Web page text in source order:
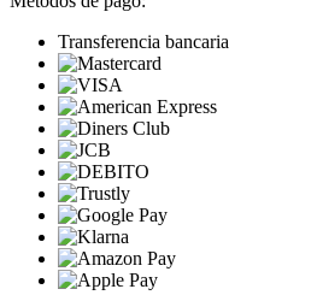
Transferencia bancaria